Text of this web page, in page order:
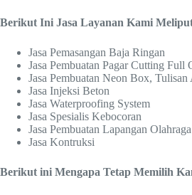
Berikut Ini Jasa Layanan Kami
Jasa Pemasangan Baja Ringan
Jasa Pembuatan Pagar Cutting Full
Jasa Pembuatan Neon Box,
Jasa Injeksi Beton
Jasa Waterproofing System
Jasa Spesialis Kebocoran
Jasa Pembuatan Lapangan
Jasa Kontruksi
Berikut ini Mengapa Tetap Memilih